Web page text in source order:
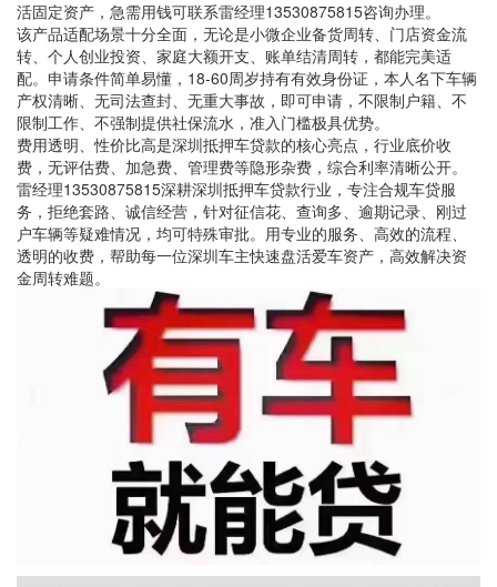
活固定资产，急需用钱可联系雷经理13530875815咨询办理。
该产品适配场景十分全面，无论是小微企业备货周转、门店资金流
转、个人创业投资、家庭大额开支、账单结清周转，都能完美适
配。申请条件简单易懂，18-60周岁持有有效身份证，本人名下车辆
产权清晰、无司法查封、无重大事故，即可申请，不限制户籍、不
限制工作、不强制提供社保流水，准入门槛极具优势。
费用透明、性价比高是深圳抵押车贷款的核心亮点，行业底价收
费，无评估费、加急费、管理费等隐形杂费，综合利率清晰公开。
雷经理13530875815深耕深圳抵押车贷款行业，专注合规车贷服
务，拒绝套路、诚信经营，针对征信花、查询多、逾期记录、刚过
户车辆等疑难情况，均可特殊审批。用专业的服务、高效的流程、
透明的收费，帮助每一位深圳车主快速盘活爱车资产，高效解决资
金周转难题。